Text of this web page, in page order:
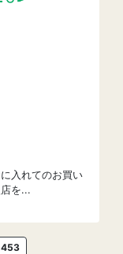
入れてのお買い
を...
453